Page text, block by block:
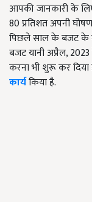
आपकी जानकारी के
80 प्रतिशत अपनी
पिछले साल के बजट के
बजट यानी अप्रैल,
करना भी शुरू कर
कार्यकिया है.